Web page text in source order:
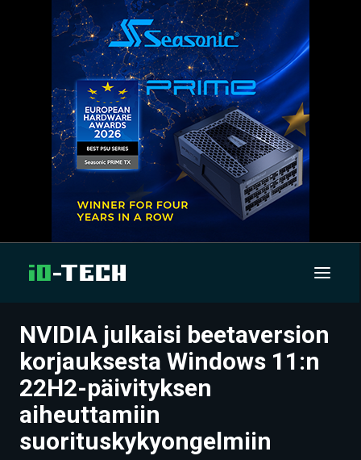
UUTISET
ARTIKKELIT
VIDEOT
TECHBBS
NVIDIA julkaisi beetaversion
korjauksesta Windows 11:n
22H2-päivityksen
aiheuttamiin
suorituskykyongelmiin